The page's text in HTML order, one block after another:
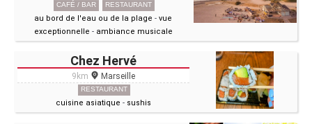
CAFÉ / BAR RESTAURANT
au bord de l'eau ou de la plage -vue
exceptionnelle - ambiance musicale
Chez Hervé
9km Marseille
RESTAURANT
cuisine asiatique - sushis